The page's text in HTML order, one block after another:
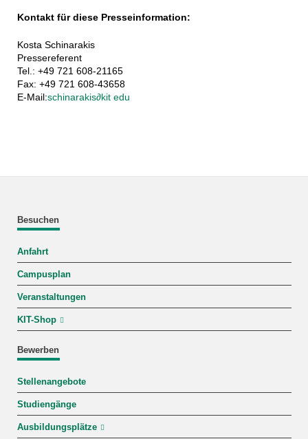
Kontakt für diese Presseinformation:
Kosta Schinarakis
Pressereferent
Tel.: +49 721 608-21165
Fax: +49 721 608-43658
E-Mail:schinarakis∂kit edu
Besuchen
Anfahrt
Campusplan
Veranstaltungen
KIT-Shop
Bewerben
Stellenangebote
Studiengänge
Ausbildungsplätze